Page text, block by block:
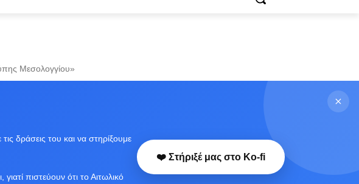
Μεσολογγίου»
δράσεις του και να στηρίξουμε
πιστεύουν ότι το Αιτωλικό
❤️ Στήριξέ μας στο Ko-fi